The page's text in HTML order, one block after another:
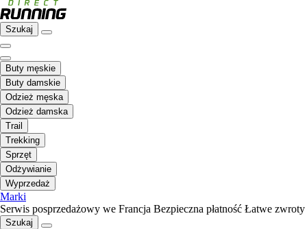
Szukaj
Buty męskie
Buty damskie
Odzież męska
Odzież damska
Trail
Trekking
Sprzęt
Odżywianie
Wyprzedaż
Marki
Serwis posprzedażowy we Francja Bezpieczna płatność Łatwe zwroty
Szukaj